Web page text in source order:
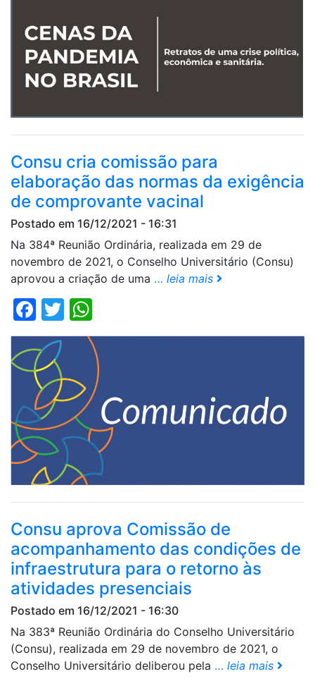
Consu cria comissão para
elaboração das normas da exigência
de comprovante vacinal
Postado em 16/12/2021 - 16:31
Na 384ª Reunião Ordinária, realizada em 29 de
novembro de 2021, o Conselho Universitário (Consu)
aprovou a criação de uma … leia mais
Facebook
Twitter
Consu aprova Comissão de
acompanhamento das condições de
infraestrutura para o retorno às
atividades presenciais
Postado em 16/12/2021 - 16:30
Na 383ª Reunião Ordinária do Conselho Universitário
(Consu), realizada em 29 de novembro de 2021, o
Conselho Universitário deliberou pela … leia mais